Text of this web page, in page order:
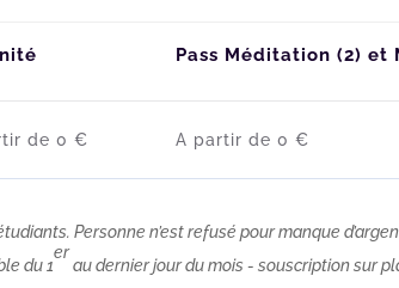
Pass Méditation (2) et
de 0 € A partir de 0 €
Personne n’est refusé pour manque
du 1
er
au dernier jour du mois - souscription sur